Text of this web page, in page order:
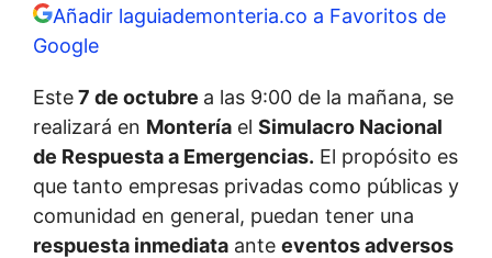
Añadir laguiademonteria.co a Favoritos de
Google
Este7 de octubre a las 9:00 de la mañana, se
realizará en Montería el Simulacro Nacional
de Respuesta a Emergencias. El propósito es
que tanto empresas privadas como públicas y
comunidad en general, puedan tener una
respuesta inmediata ante eventos adversos